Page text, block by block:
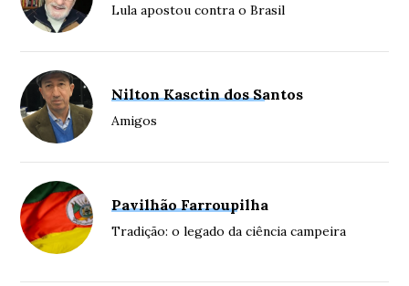
Lula apostou contra o Brasil
Nilton Kasctin dos Santos
Amigos
Pavilhão Farroupilha
Tradição: o legado da ciência campeira